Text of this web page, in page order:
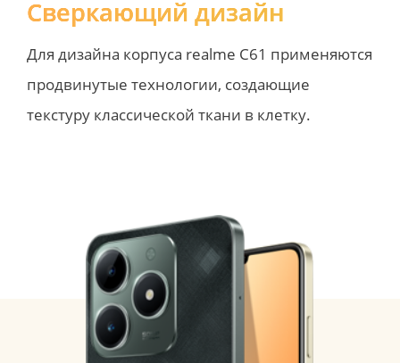
Сверкающий дизайн
Для дизайна корпуса realme C61 применяются
продвинутые технологии, создающие
текстуру классической ткани в клетку.